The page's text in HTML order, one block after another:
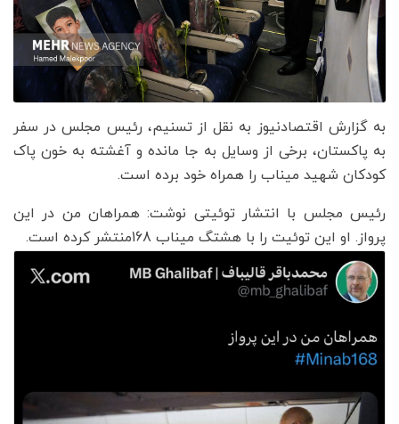
به گزارش اقتصادنیوز به نقل از تسنیم، رئیس مجلس در سفر
به پاکستان، برخی از وسایل به جا مانده و آغشته به خون پاک
کودکان شهید میناب را همراه خود برده است.
رئیس مجلس با انتشار توئیتی نوشت: همراهان من در این
پرواز. او این توئیت را با هشتگ میناب 168منتشر کرده است.